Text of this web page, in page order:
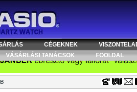
CÉGEKNEK
VÁSÁRLÁSI TANÁCSOK FÖOLDAL